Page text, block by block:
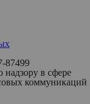
87499
надзору в сфере
коммуникаций